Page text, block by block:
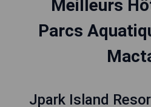
Meilleurs
Parcs
Jpark Island